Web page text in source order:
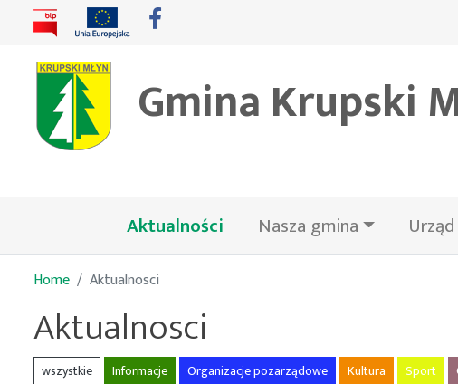
Gmina Krupski
Aktualności(bieżąca)Nasza gmina
Home Aktualnosci
Aktualnosci
wszystkie Informacje Organizacje pozarządowe Kultura Sport